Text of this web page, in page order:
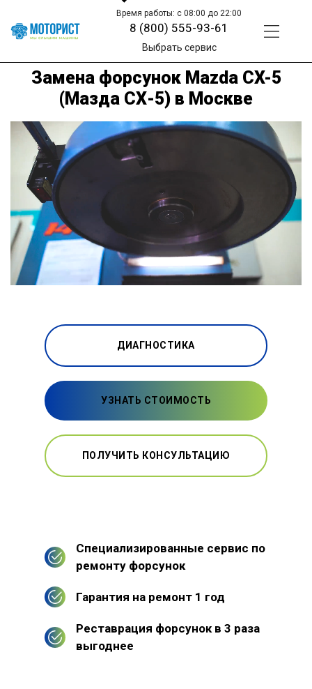
Время работы: с 08:00 до 22:00
8 (800) 555-93-61
Выбрать сервис
Замена форсунок Mazda CX-5
(Мазда СХ-5) в Москве
ДИАГНОСТИКА
УЗНАТЬ СТОИМОСТЬ
ПОЛУЧИТЬ КОНСУЛЬТАЦИЮ
Специализированные сервис по
ремонту форсунок
Гарантия на ремонт 1 год
Реставрация форсунок в 3 раза
выгоднее